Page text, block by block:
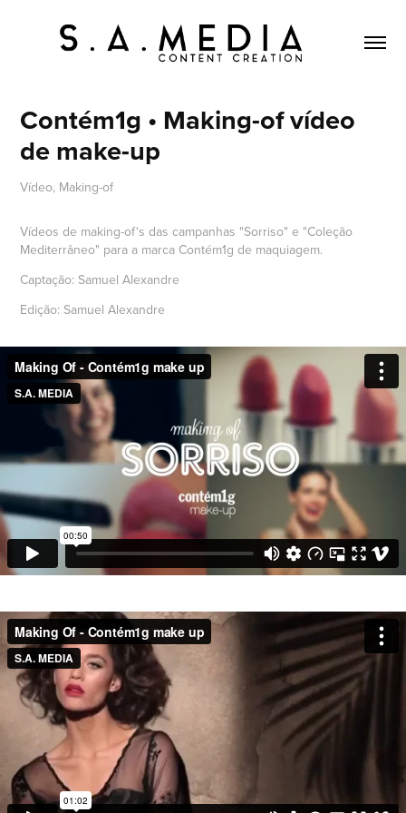
Contém1g • Making-of vídeo
de make-up
Vídeo, Making-of
Vídeos de making-of's das campanhas "Sorriso" e "Coleção
Mediterrâneo" para a marca Contém1g de maquiagem.
Captação: Samuel Alexandre
Edição: Samuel Alexandre